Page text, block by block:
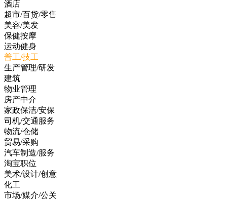
酒店
超市/百货/零售
美容/美发
保健按摩
运动健身
普工/技工
生产管理/研发
建筑
物业管理
房产中介
家政保洁/安保
司机/交通服务
物流/仓储
贸易/采购
汽车制造/服务
淘宝职位
美术/设计/创意
化工
市场/媒介/公关